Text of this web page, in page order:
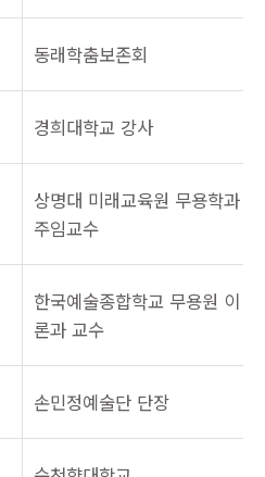
동래학춤보존회
경희대학교 강사
상명대 미래교육원 무용학과
주임교수
한국예술종합학교 무용원 이
론과 교수
손민정예술단 단장